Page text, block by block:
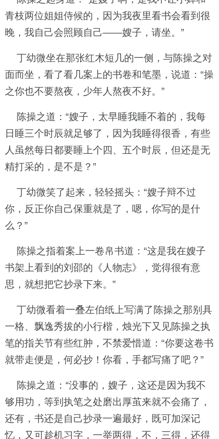
青枝两位姐姐侍候的，因为我夜里看书会看到很
晚，我自己会照顾自己——嫂子，请坐。”
丁幼微坐在那张红木短几的一侧，与陈操之对
面而坐，看了看几案上的书卷和笔墨，说道：“操
之你也不要熬夜，少年人熬夜不好。”
陈操之道：“嫂子，太早睡我睡不着的，我每
日睡三个时辰就足够了，因为我睡得很香，有些
人虽然每日都要睡上个四、五个时辰，但还是无
精打采的，是不是？”
丁幼微笑了起来，轻轻摇头：“嫂子辩不过
你，反正你自己保重就是了，嗯，你写的是什
么？”
陈操之指着案上一卷帛书道：“这是我在嫂子
书架上看到的刘邵的《人物志》，觉得很有意
思，就想把它抄录下来。”
丁幼微看着一叠左伯纸上写满了陈操之那别具
一格、飘逸秀拔的小行楷，烛光下又见陈操之执
笔的指关节有些红肿，不禁爱惜道：“你要这卷书
就带走便是，何必抄！你看，手都写痛了吧？”
陈操之道：“没事的，嫂子，这还是因为我不
够用功，等到执笔之处磨出厚茧来就不会痛了，
还有，书还是自己抄录一遍最好，既可加深记
忆，又可趁机习字，一举两得，不，三得，还得